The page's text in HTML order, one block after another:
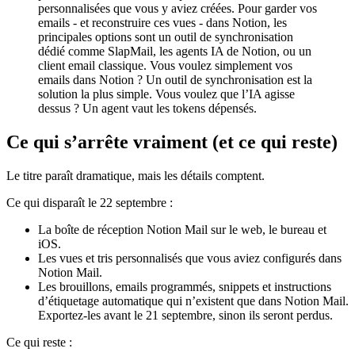
personnalisées que vous y aviez créées. Pour garder vos
emails - et reconstruire ces vues - dans Notion, les
principales options sont un outil de synchronisation
dédié comme SlapMail, les agents IA de Notion, ou un
client email classique. Vous voulez simplement vos
emails dans Notion ? Un outil de synchronisation est la
solution la plus simple. Vous voulez que l’IA agisse
dessus ? Un agent vaut les tokens dépensés.
Ce qui s’arrête vraiment (et ce qui reste)
Le titre paraît dramatique, mais les détails comptent.
Ce qui disparaît le 22 septembre :
La boîte de réception Notion Mail sur le web, le bureau et
iOS.
Les vues et tris personnalisés que vous aviez configurés dans
Notion Mail.
Les brouillons, emails programmés, snippets et instructions
d’étiquetage automatique qui n’existent que dans Notion Mail.
Exportez-les avant le 21 septembre, sinon ils seront perdus.
Ce qui reste :